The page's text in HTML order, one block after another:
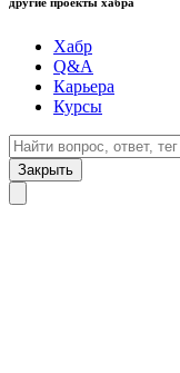
Хабр
Q&A
Карьера
Курсы
Закрыть